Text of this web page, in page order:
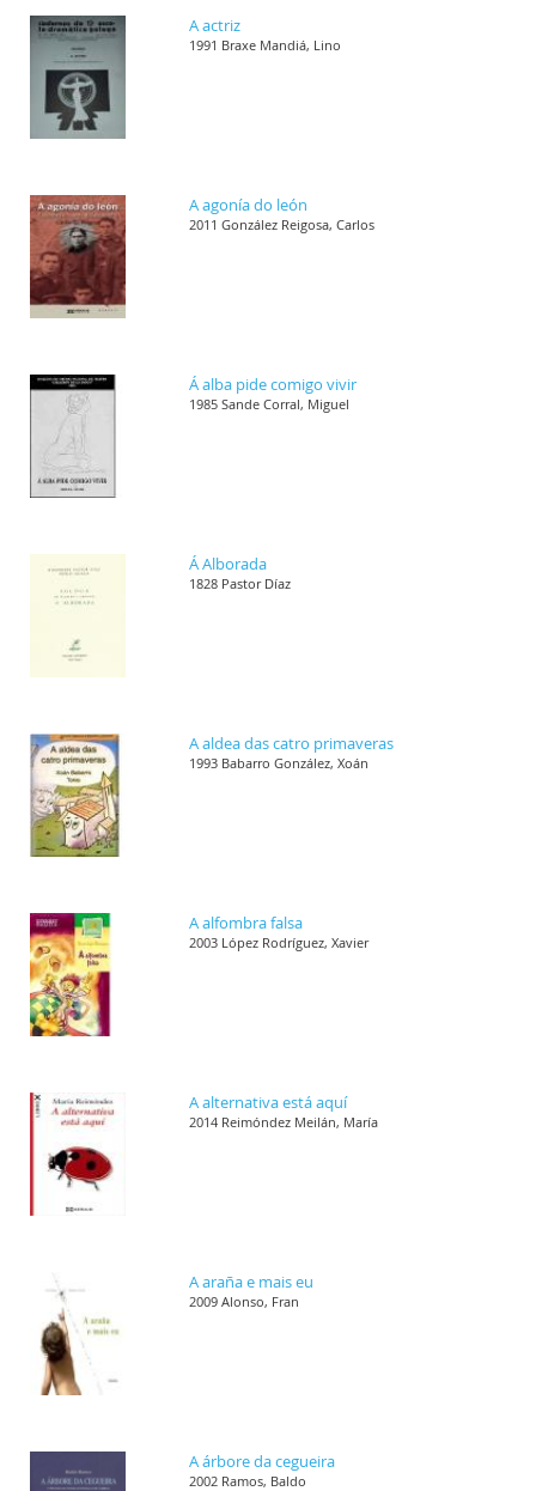
A actriz
1991 Braxe Mandiá, Lino
A agonía do león
2011 González Reigosa, Carlos
Á alba pide comigo vivir
1985 Sande Corral, Miguel
Á Alborada
1828 Pastor Díaz
A aldea das catro primaveras
1993 Babarro González, Xoán
A alfombra falsa
2003 López Rodríguez, Xavier
A alternativa está aquí
2014 Reimóndez Meilán, María
A araña e mais eu
2009 Alonso, Fran
A árbore da cegueira
2002 Ramos, Baldo